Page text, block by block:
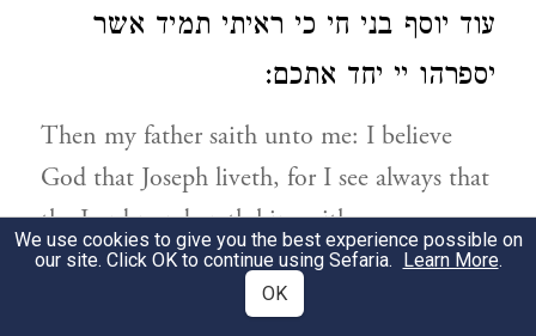
עוד יוסף בני חי כי ראיתי תמיד אשר
יספרהו יי יחד אתכם:
Then my father saith unto me: I believe
God that Joseph liveth, for I see always that
the Lord numbereth him with you,
ויבך ויאמר אללי לי בני יוסף כי חי אתה
We use cookies to give you the best experience possible on
our site. Click OK to continue using Sefaria. Learn More.
OK